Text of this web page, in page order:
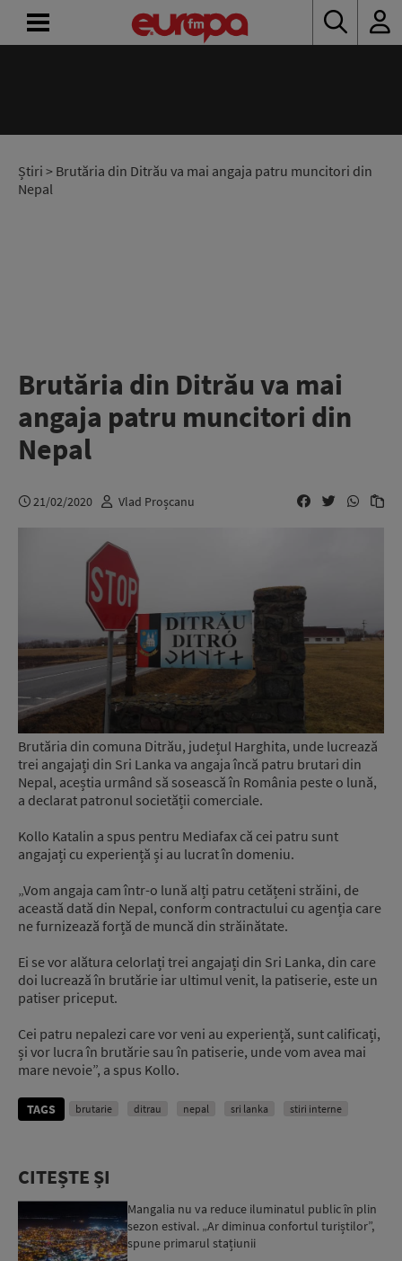
Știri > Brutăria din Ditrău va mai angaja patru muncitori din
Nepal
Brutăria din Ditrău va mai
angaja patru muncitori din
Nepal
21/02/2020 Vlad Proșcanu
Brutăria din comuna Ditrău, județul Harghita, unde lucrează
trei angajați din Sri Lanka va angaja încă patru brutari din
Nepal, aceștia urmând să sosească în România peste o lună,
a declarat patronul societății comerciale.
Kollo Katalin a spus pentru Mediafax că cei patru sunt
angajați cu experiență și au lucrat în domeniu.
„Vom angaja cam într-o lună alți patru cetățeni străini, de
această dată din Nepal, conform contractului cu agenția care
ne furnizează forță de muncă din străinătate.
Ei se vor alătura celorlați trei angajați din Sri Lanka, din care
doi lucrează în brutărie iar ultimul venit, la patiserie, este un
patiser priceput.
Cei patru nepalezi care vor veni au experiență, sunt calificați,
și vor lucra în brutărie sau în patiserie, unde vom avea mai
mare nevoie”, a spus Kollo.
TAGS brutarie ditrau nepal sri lanka stiri interne
CITEȘTE ȘI
Mangalia nu va reduce iluminatul public în plin
sezon estival. „Ar diminua confortul turiștilor”,
spune primarul stațiunii
RADIO